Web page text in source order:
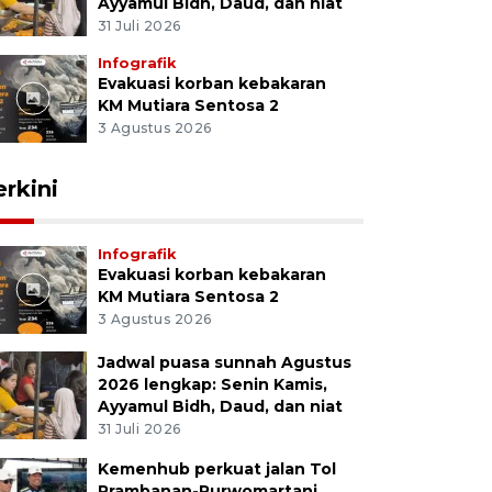
31 Juli 2026
Infografik
Evakuasi korban kebakaran
KM Mutiara Sentosa 2
3 Agustus 2026
Infografik
Evakuasi korban kebakaran
KM Mutiara Sentosa 2
3 Agustus 2026
Jadwal puasa sunnah Agustus
2026 lengkap: Senin Kamis,
Ayyamul Bidh, Daud, dan niat
31 Juli 2026
Kemenhub perkuat jalan Tol